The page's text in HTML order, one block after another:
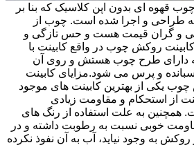
قهوه ای بدون اپن کلاسیک که بنا بر
طراحی و اجرا شده است. چوب از
و گران قیمت هست و حس تازگی و
روکش چوب در واقع کابینت با
دارای طرح چوب هستش و روی آن
و پرس می شود.مزایای کابینت
یکی از بهترین کابینت های موجود
از استحکام و مقاومت زیادی
همچنین به علت استفاده از رنگ های
خوبی نسبت به رطوبت داشته و در
به وجود نیاید، آب به آن نفوذ نکرده